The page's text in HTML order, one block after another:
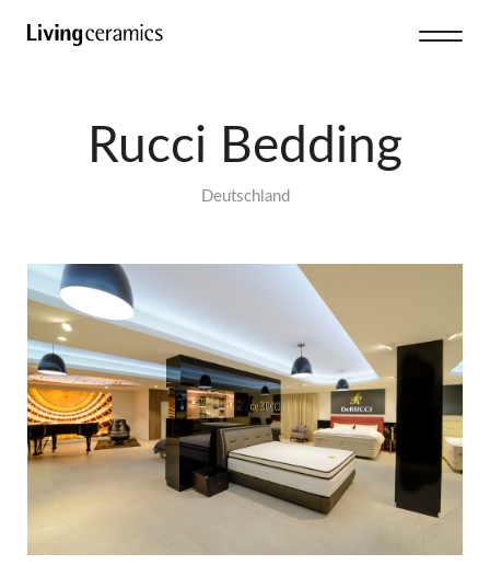
Rucci Bedding
Deutschland